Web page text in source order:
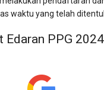
waktu yang telah
Edaran PPG 2024